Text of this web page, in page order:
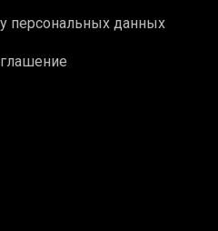
персональных данных